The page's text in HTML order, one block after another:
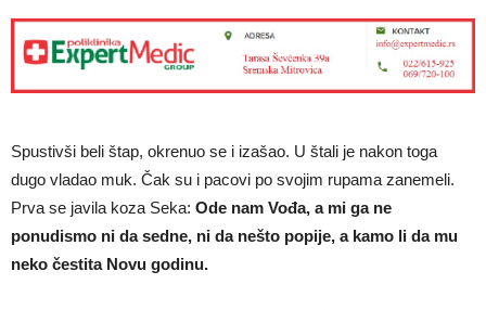
Spustivši beli štap, okrenuo se i izašao. U štali je nakon toga
dugo vladao muk. Čak su i pacovi po svojim rupama zanemeli.
Prva se javila koza Seka: Ode nam Vođa, a mi ga ne
ponudismo ni da sedne, ni da nešto popije, a kamo li da mu
neko čestita Novu godinu.